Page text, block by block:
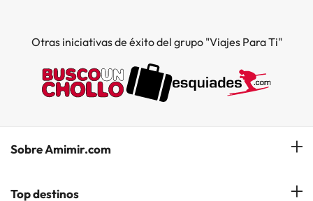
Otras iniciativas de éxito del grupo "Viajes Para Ti"
Sobre Amimir.com
¿Quiénes somos?
Top destinos